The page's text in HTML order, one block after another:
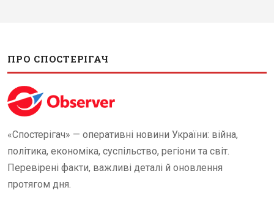
ПРО СПОСТЕРІГАЧ
«Спостерігач» — оперативні новини України: війна,
політика, економіка, суспільство, регіони та світ.
Перевірені факти, важливі деталі й оновлення
протягом дня.